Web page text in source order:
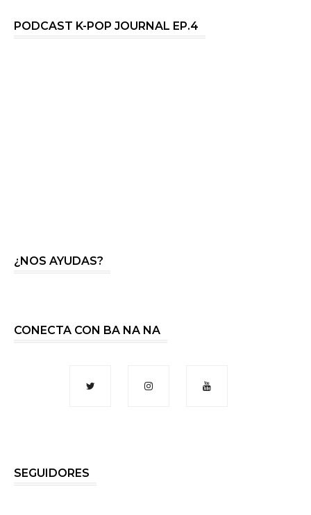
PODCAST K-POP JOURNAL EP.4
¿NOS AYUDAS?
CONECTA CON BA NA NA
SEGUIDORES